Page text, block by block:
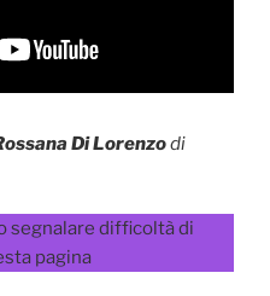
Di Lorenzodi
segnalare difficoltà di
pagina